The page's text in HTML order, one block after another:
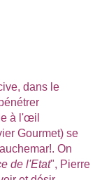
dans le
à l'œil
Gourmet) se
On
de l'Etat", Pierre